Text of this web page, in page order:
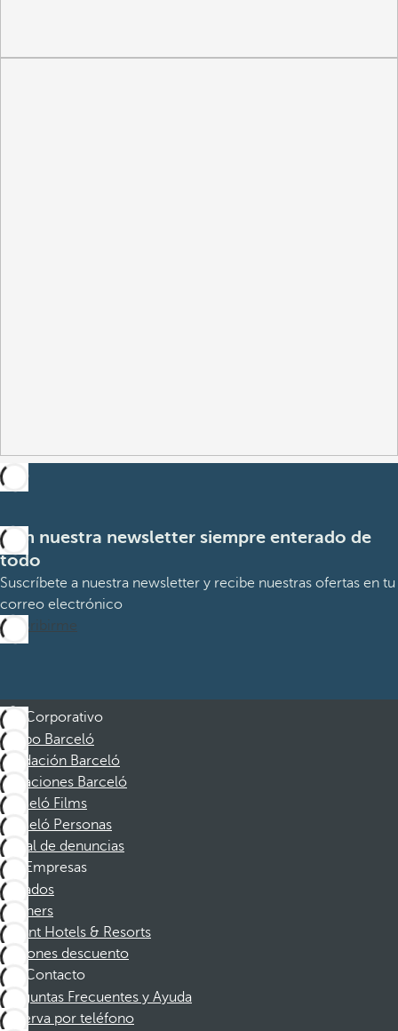
Con nuestra newsletter siempre enterado de
todo
Suscríbete a nuestra newsletter y recibe nuestras ofertas en tu
correo electrónico
Suscribirme
Corporativo
Grupo Barceló
Fundación Barceló
Vacaciones Barceló
Barceló Films
Barceló Personas
Canal de denuncias
Empresas
Afiliados
Partners
Dorint Hotels & Resorts
Cupones descuento
Contacto
Preguntas Frecuentes y Ayuda
Reserva por teléfono